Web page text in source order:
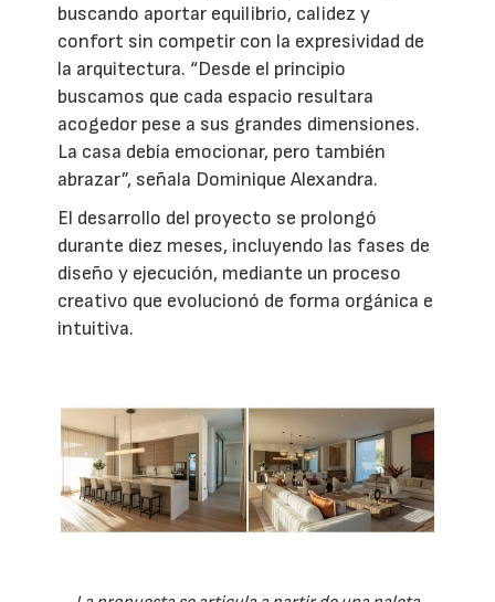
buscando aportar equilibrio, calidez y
confort sin competir con la expresividad de
la arquitectura. “Desde el principio
buscamos que cada espacio resultara
acogedor pese a sus grandes dimensiones.
La casa debía emocionar, pero también
abrazar”, señala Dominique Alexandra.
El desarrollo del proyecto se prolongó
durante diez meses, incluyendo las fases de
diseño y ejecución, mediante un proceso
creativo que evolucionó de forma orgánica e
intuitiva.